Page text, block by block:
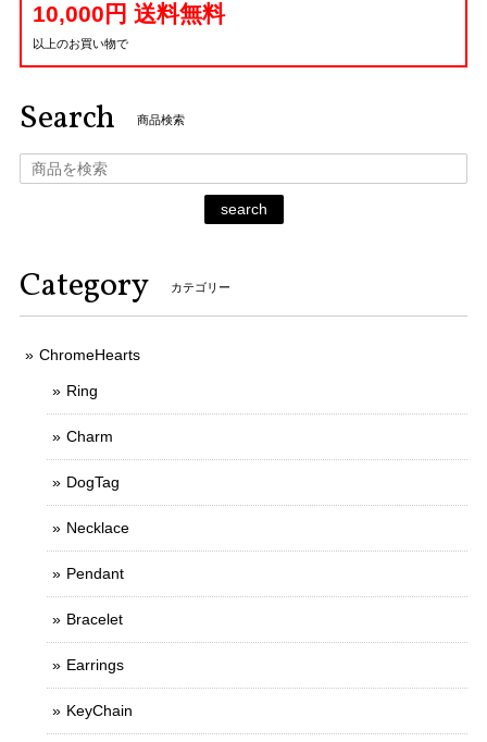
10,000円 送料無料
以上のお買い物で
Search 商品検索
search
Category カテゴリー
ChromeHearts
Ring
Charm
DogTag
Necklace
Pendant
Bracelet
Earrings
KeyChain